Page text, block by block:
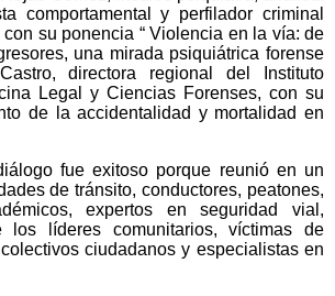
comportamental y perfilador criminal
su ponencia “ Violencia en la vía: de
una mirada psiquiátrica forense
directora regional del Instituto
Legal y Ciencias Forenses, con su
de la accidentalidad y mortalidad en
fue exitoso porque reunió en un
de tránsito, conductores, peatones,
expertos en seguridad vial,
los líderes comunitarios, víctimas de
ciudadanos y especialistas en